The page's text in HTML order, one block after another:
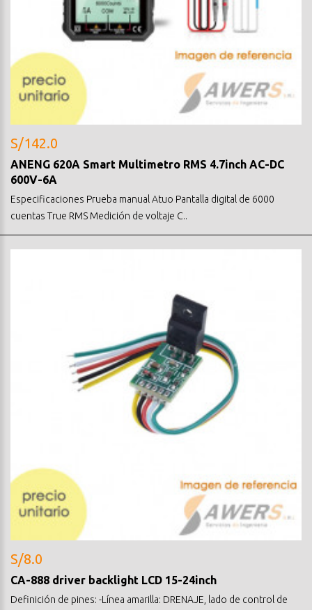
S/142.0
ANENG 620A Smart Multimetro RMS 4.7inch AC-DC
600V-6A
Especificaciones Prueba manual Atuo Pantalla digital de 6000
cuentas True RMS Medición de voltaje C..
S/8.0
CA-888 driver backlight LCD 15-24inch
Definición de pines: -Línea amarilla: DRENAJE, lado de control de